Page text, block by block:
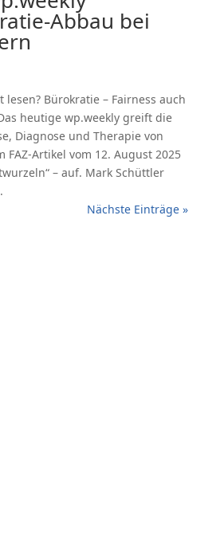
Abbau bei
lesen? Bürokratie – Fairness auch
heutige wp.weekly greift die
Diagnose und Therapie von
FAZ-Artikel vom 12. August 2025
– auf. Mark Schüttler
Nächste Einträge »